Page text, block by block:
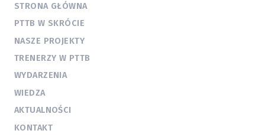
STRONA GŁÓWNA
PTTB W SKRÓCIE
NASZE PROJEKTY
TRENERZY W PTTB
WYDARZENIA
WIEDZA
AKTUALNOŚCI
KONTAKT